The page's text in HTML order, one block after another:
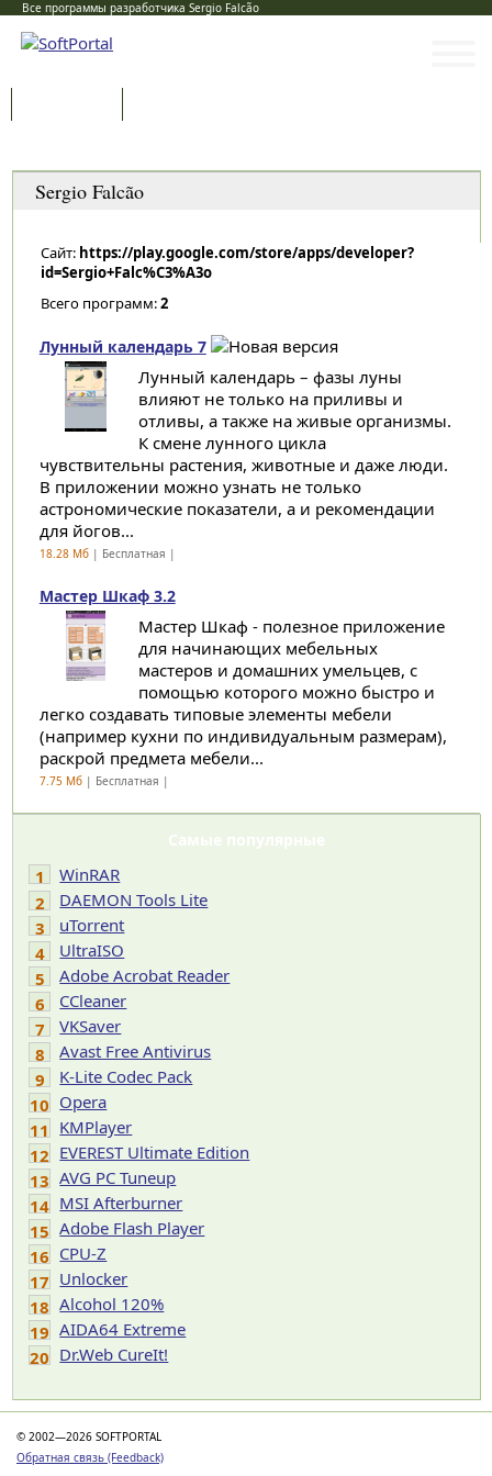
Все программы разработчика Sergio Falcão
Sergio Falcão
Сайт: https://play.google.com/store/apps/developer?
id=Sergio+Falc%C3%A3o
Всего программ:2
Лунный календарь 7
Лунный календарь – фазы луны
влияют не только на приливы и
отливы, а также на живые организмы.
К смене лунного цикла
чувствительны растения, животные и даже люди.
В приложении можно узнать не только
астрономические показатели, а и рекомендации
для йогов...
18.28 Мб| Бесплатная |
Мастер Шкаф 3.2
Мастер Шкаф - полезное приложение
для начинающих мебельных
мастеров и домашних умельцев, с
помощью которого можно быстро и
легко создавать типовые элементы мебели
(например кухни по индивидуальным размерам),
раскрой предмета мебели...
7.75 Мб| Бесплатная |
Самые популярные
1
WinRAR
2
DAEMON Tools Lite
3
uTorrent
4
UltraISO
5
Adobe Acrobat Reader
6
CCleaner
7
VKSaver
8
Avast Free Antivirus
9
K-Lite Codec Pack
10 Opera
11 KMPlayer
12 EVEREST Ultimate Edition
13 AVG PC Tuneup
14 MSI Afterburner
15 Adobe Flash Player
16 CPU-Z
17 Unlocker
18 Alcohol 120%
19 AIDA64 Extreme
20 Dr.Web CureIt!
© 2002—2026 SOFTPORTAL
Обратная связь (Feedback)